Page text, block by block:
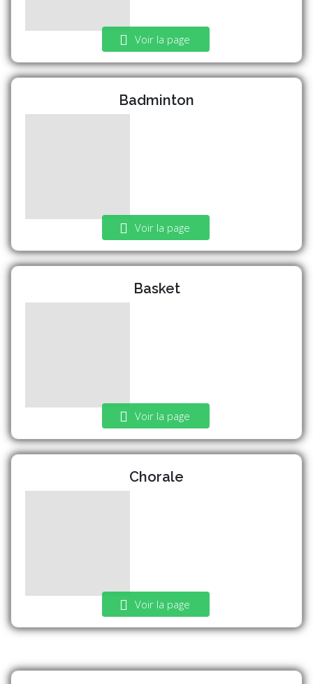
Voir la page
Badminton
Voir la page
Basket
Voir la page
Chorale
Voir la page